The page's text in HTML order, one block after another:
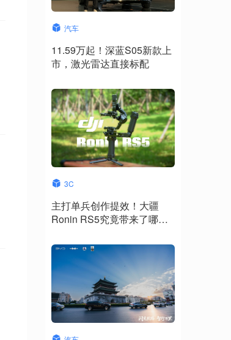
汽车
11.59万起！深蓝S05新款上
市，激光雷达直接标配
3C
主打单兵创作提效！大疆
Ronin RS5究竟带来了哪些